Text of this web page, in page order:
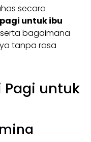
secara
untuk ibu
bagaimana
tanpa rasa
Pagi untuk